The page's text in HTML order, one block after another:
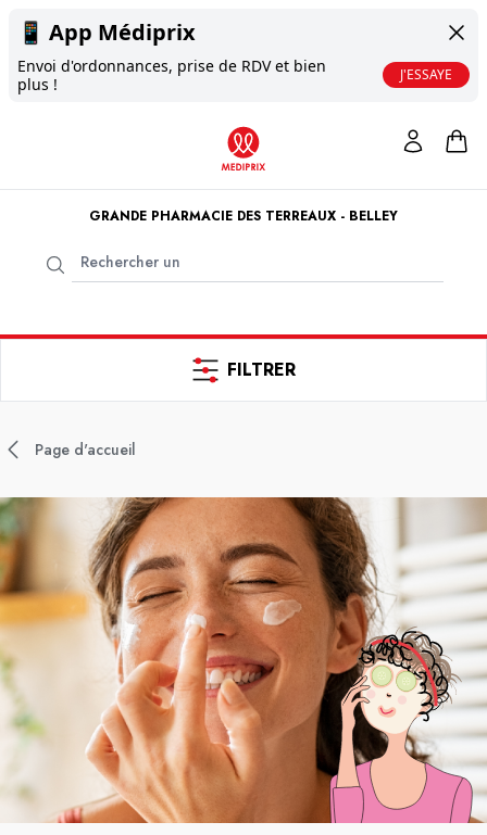
📱 App Médiprix
Envoi d'ordonnances, prise de RDV et bien
plus !
J'ESSAYE
GRANDE PHARMACIE DES TERREAUX - BELLEY
FILTRER
Page d'accueil